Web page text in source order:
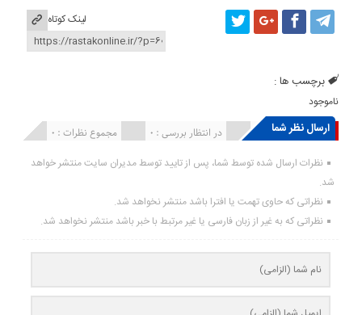
لینک کوتاه
برچسب ها :
ناموجود
ارسال نظر شما مجموع نظرات : 0 در انتظار بررسی : 0 انتشار یافته : ۰
نظرات ارسال شده توسط شما، پس از تایید توسط مدیران سایت منتشر خواهد
شد.
نظراتی که حاوی تهمت یا افترا باشد منتشر نخواهد شد.
نظراتی که به غیر از زبان فارسی یا غیر مرتبط با خبر باشد منتشر نخواهد شد.